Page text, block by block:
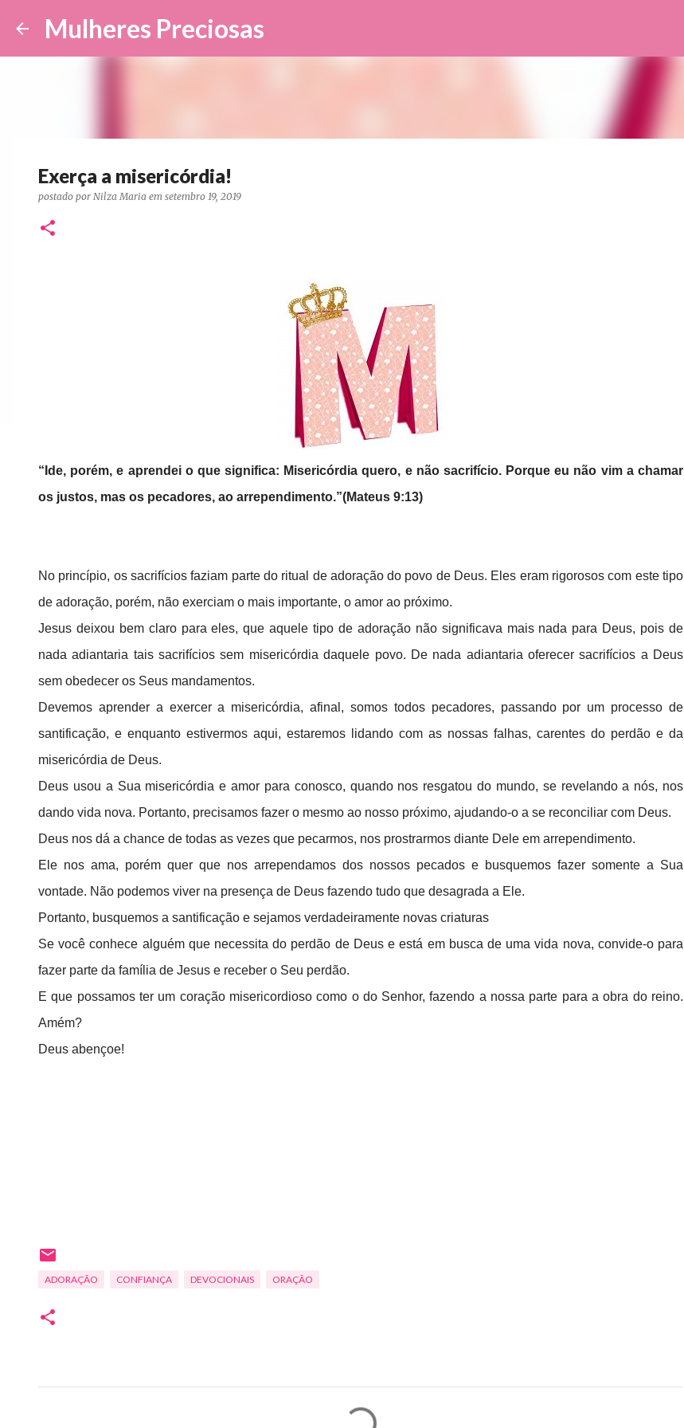
Mulheres Preciosas
Exerça a misericórdia!
postado por Nilza Maria em setembro 19, 2019
“Ide, porém, e aprendei o que significa: Misericórdia quero, e não sacrifício. Porque eu não vim a chamar
os justos, mas os pecadores, ao arrependimento.”(Mateus 9:13)
No princípio, os sacrifícios faziam parte do ritual de adoração do povo de Deus. Eles eram rigorosos com este tipo
de adoração, porém, não exerciam o mais importante, o amor ao próximo.
Jesus deixou bem claro para eles, que aquele tipo de adoração não significava mais nada para Deus, pois de
nada adiantaria tais sacrifícios sem misericórdia daquele povo. De nada adiantaria oferecer sacrifícios a Deus
sem obedecer os Seus mandamentos.
Devemos aprender a exercer a misericórdia, afinal, somos todos pecadores, passando por um processo de
santificação, e enquanto estivermos aqui, estaremos lidando com as nossas falhas, carentes do perdão e da
misericórdia de Deus.
Deus usou a Sua misericórdia e amor para conosco, quando nos resgatou do mundo, se revelando a nós, nos
dando vida nova. Portanto, precisamos fazer o mesmo ao nosso próximo, ajudando-o a se reconciliar com Deus.
Deus nos dá a chance de todas as vezes que pecarmos, nos prostrarmos diante Dele em arrependimento.
Ele nos ama, porém quer que nos arrependamos dos nossos pecados e busquemos fazer somente a Sua
vontade. Não podemos viver na presença de Deus fazendo tudo que desagrada a Ele.
Portanto, busquemos a santificação e sejamos verdadeiramente novas criaturas
Se você conhece alguém que necessita do perdão de Deus e está em busca de uma vida nova, convide-o para
fazer parte da família de Jesus e receber o Seu perdão.
E que possamos ter um coração misericordioso como o do Senhor, fazendo a nossa parte para a obra do reino.
Amém?
Deus abençoe!
ADORAÇÃO CONFIANÇA DEVOCIONAIS ORAÇÃO